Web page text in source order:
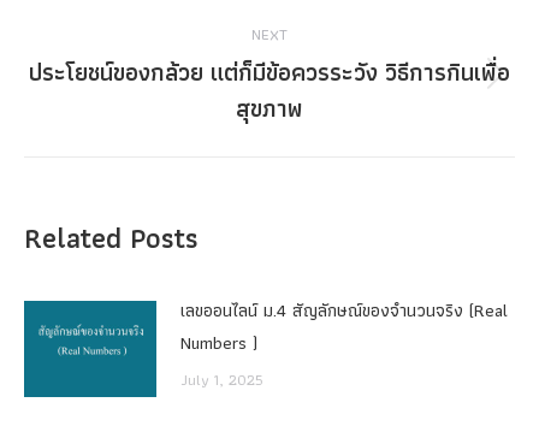
NEXT
Next
post:
ประโยชน์ของกล้วย แต่ก็มีข้อควรระวัง วิธีการกินเพื่อ
สุขภาพ
Related Posts
เลขออนไลน์ ม.4 สัญลักษณ์ของจำนวนจริง (Real
Numbers )
July 1, 2025